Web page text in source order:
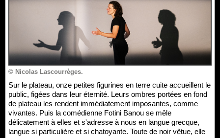
© Nicolas Lascourrèges.
Sur le plateau, onze petites figurines en terre cuite accueillent le
public, figées dans leur éternité. Leurs ombres portées en fond
de plateau les rendent immédiatement imposantes, comme
vivantes. Puis la comédienne Fotini Banou se mêle
délicatement à elles et s'adresse à nous en langue grecque,
langue si particulière et si chatoyante. Toute de noir vêtue, elle